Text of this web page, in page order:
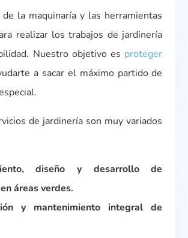
de la maquinaría y las herramientas
realizar los trabajos de jardinería
Nuestro objetivo es proteger
a sacar el máximo partido de
de jardinería son muy variados
diseño y desarrollo de
áreas verdes.
y mantenimiento integral de